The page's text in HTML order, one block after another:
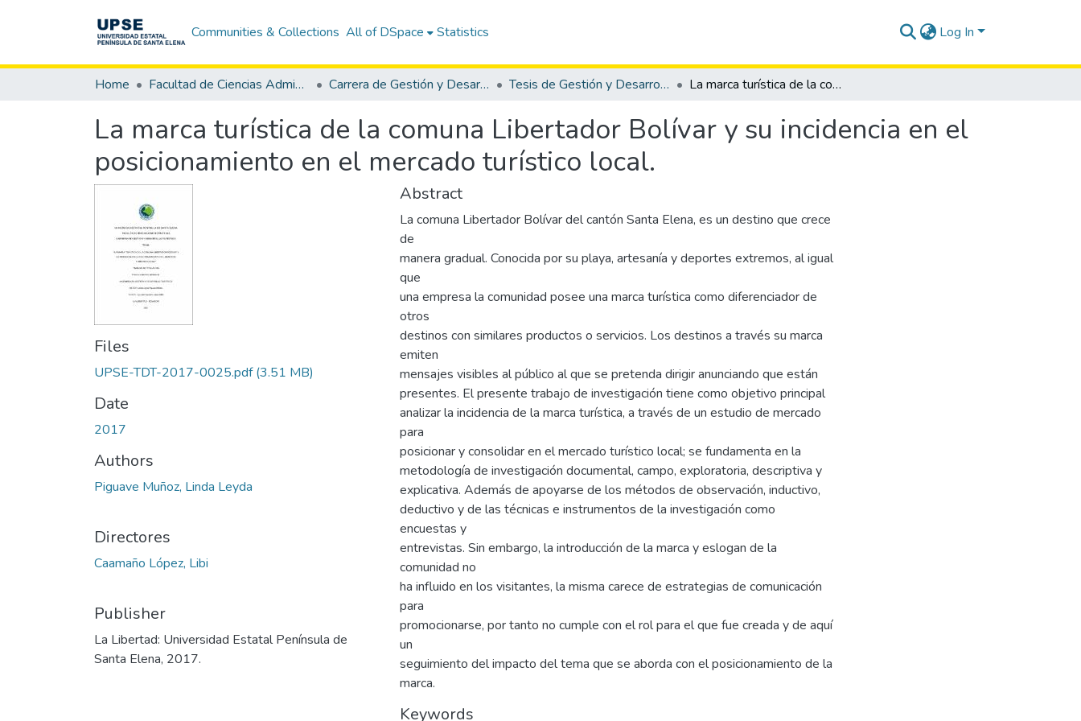
Communities & Collections All of DSpace Statistics Log In
Home Facultad de Ciencias Administrativas Carrera de Gestión y Desarrollo Turístico Tesis de Gestión y Desarrollo Turístico La marca turística de la comuna Libertador Bolívar y su incidencia en el posicionamiento en el mercado turístico local.
La marca turística de la comuna Libertador Bolívar y su incidencia en el
posicionamiento en el mercado turístico local.
Files
UPSE-TDT-2017-0025.pdf(3.51 MB)
Date
2017
Authors
Piguave Muñoz, Linda Leyda
Directores
Caamaño López, Libi
Publisher
La Libertad: Universidad Estatal Península de
Santa Elena, 2017.
Abstract
La comuna Libertador Bolívar del cantón Santa Elena, es un destino que crece
de
manera gradual. Conocida por su playa, artesanía y deportes extremos, al igual
que
una empresa la comunidad posee una marca turística como diferenciador de
otros
destinos con similares productos o servicios. Los destinos a través su marca
emiten
mensajes visibles al público al que se pretenda dirigir anunciando que están
presentes. El presente trabajo de investigación tiene como objetivo principal
analizar la incidencia de la marca turística, a través de un estudio de mercado
para
posicionar y consolidar en el mercado turístico local; se fundamenta en la
metodología de investigación documental, campo, exploratoria, descriptiva y
explicativa. Además de apoyarse de los métodos de observación, inductivo,
deductivo y de las técnicas e instrumentos de la investigación como
encuestas y
entrevistas. Sin embargo, la introducción de la marca y eslogan de la
comunidad no
ha influido en los visitantes, la misma carece de estrategias de comunicación
para
promocionarse, por tanto no cumple con el rol para el que fue creada y de aquí
un
seguimiento del impacto del tema que se aborda con el posicionamiento de la
marca.
Keywords